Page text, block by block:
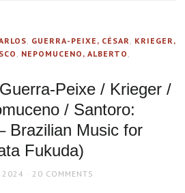
, GUERRA-PEIXE, CÉSAR, KRIEGER,
, NEPOMUCENO, ALBERTO ,
Peixe / Krieger /
/ Santoro:
Brazilian Music for
Fukuda)
2024 20 COMMENTS